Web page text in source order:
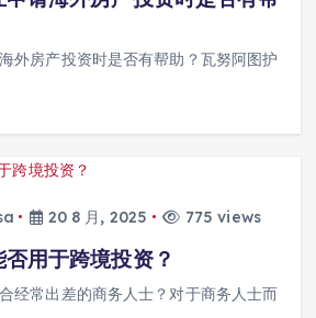
外房产投资时是否有帮助？瓦努阿图护
20 8 月, 2025 775 views
用于跨境投资？
经常出差的商务人士？对于商务人士而